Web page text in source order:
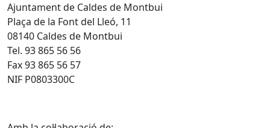
Ajuntament de Caldes de Montbui
Plaça de la Font del Lleó, 11
08140 Caldes de Montbui
Tel. 93 865 56 56
Fax 93 865 56 57
NIF P0803300C